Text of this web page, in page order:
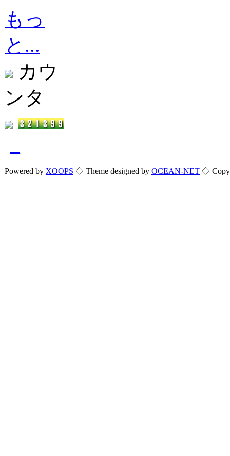
もっ
と...
カウ
ンタ
Powered by XOOPS ◇ Theme designed by OCEAN-NET ◇